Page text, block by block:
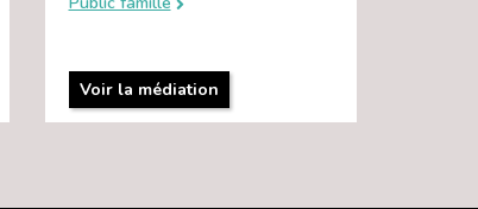
Voir la médiation